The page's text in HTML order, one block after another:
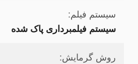
سیستم فیلم:
سیستم فیلمبرداری پاک شده
روش گرمایش: